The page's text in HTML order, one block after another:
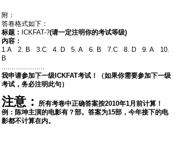
附：
答卷格式如下：
标题： ICKFAT-?(请一定注明你的考试等级)
内容：
1.A 2. B 3.C 4. D 5. A 6. B 7.C 8. D 9. A 10.
B
.....................
我申请参加下一级ICKFAT考试！（如果你需要参加下一级
考试，务必注明此句）
注意：
所有考卷中正确答案按2010年1月前计算！
例：陈坤主演的电影有？部。答案为15部，今年接下的电
影都不计算在内。